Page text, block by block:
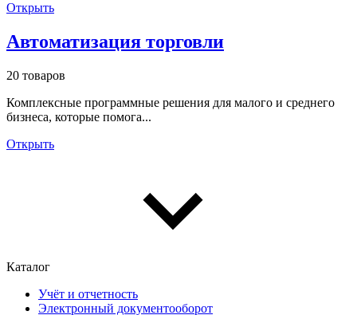
Открыть
Автоматизация торговли
20 товаров
Комплексные программные решения для малого и среднего
бизнеса, которые помога...
Открыть
Каталог
Учёт и отчетность
Электронный документооборот